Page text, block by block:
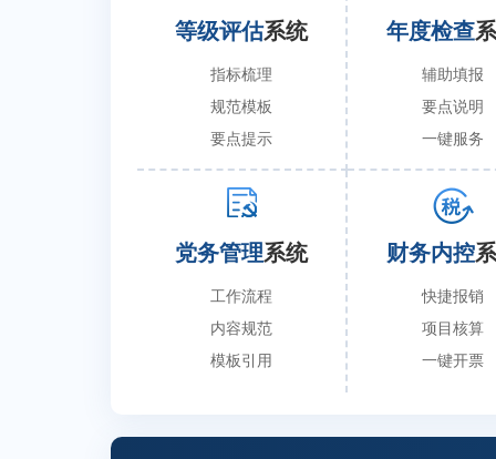
等级评估系统
指标梳理
规范模板
要点提示
年度检查
辅助填报
要点说明
一键服务
党务管理系统
工作流程
内容规范
模板引用
财务内控
快捷报销
项目核算
一键开票